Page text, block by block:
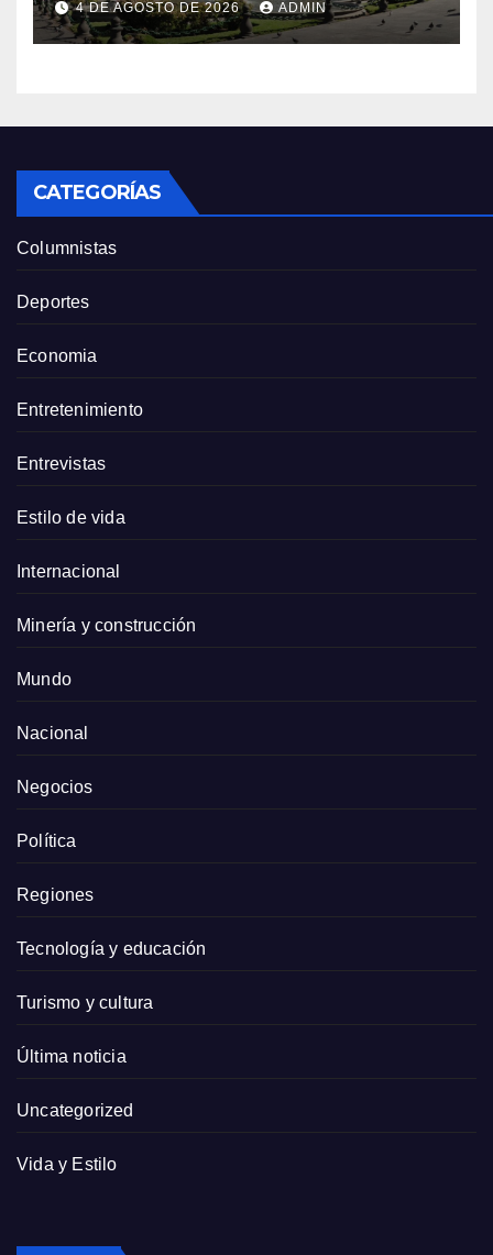
4 DE AGOSTO DE 2026 ADMIN
CATEGORÍAS
Columnistas
Deportes
Economia
Entretenimiento
Entrevistas
Estilo de vida
Internacional
Minería y construcción
Mundo
Nacional
Negocios
Política
Regiones
Tecnología y educación
Turismo y cultura
Última noticia
Uncategorized
Vida y Estilo